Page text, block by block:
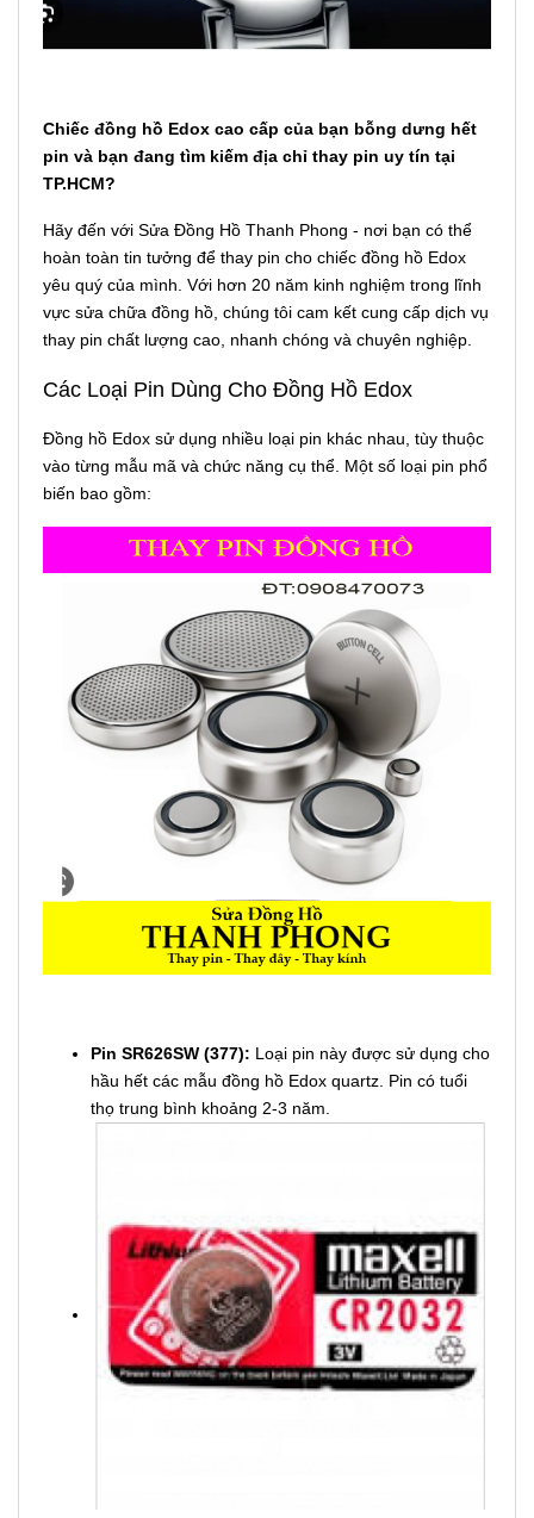
Chiếc đồng hồ Edox cao cấp của bạn bỗng dưng hết
pin và bạn đang tìm kiếm địa chỉ thay pin uy tín tại
TP.HCM?
Hãy đến với Sửa Đồng Hồ Thanh Phong - nơi bạn có thể
hoàn toàn tin tưởng để thay pin cho chiếc đồng hồ Edox
yêu quý của mình. Với hơn 20 năm kinh nghiệm trong lĩnh
vực sửa chữa đồng hồ, chúng tôi cam kết cung cấp dịch vụ
thay pin chất lượng cao, nhanh chóng và chuyên nghiệp.
Các Loại Pin Dùng Cho Đồng Hồ Edox
Đồng hồ Edox sử dụng nhiều loại pin khác nhau, tùy thuộc
vào từng mẫu mã và chức năng cụ thể. Một số loại pin phổ
biến bao gồm:
Pin SR626SW (377): Loại pin này được sử dụng cho
hầu hết các mẫu đồng hồ Edox quartz. Pin có tuổi
thọ trung bình khoảng 2-3 năm.